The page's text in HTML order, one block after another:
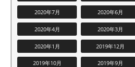
2020年7月 2020年6月
2020年4月 2020年3月
2020年1月 2019年12月
2019年10月 2019年9月